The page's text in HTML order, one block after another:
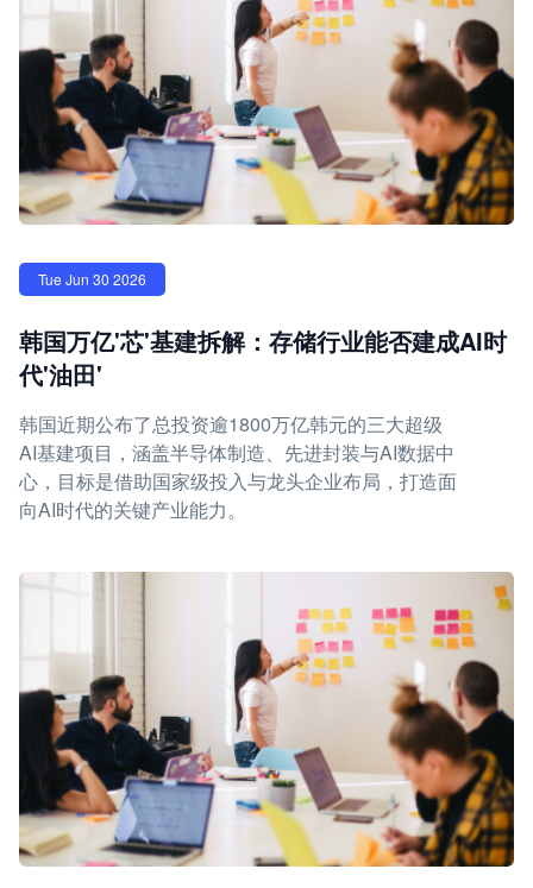
Tue Jun 30 2026
韩国万亿'芯'基建拆解：存储行业能否建成AI时
代'油田'
韩国近期公布了总投资逾1800万亿韩元的三大超级
AI基建项目，涵盖半导体制造、先进封装与AI数据中
心，目标是借助国家级投入与龙头企业布局，打造面
向AI时代的关键产业能力。